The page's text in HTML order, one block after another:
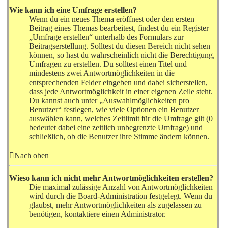
Wie kann ich eine Umfrage erstellen?
Wenn du ein neues Thema eröffnest oder den ersten
Beitrag eines Themas bearbeitest, findest du ein Register
„Umfrage erstellen“ unterhalb des Formulars zur
Beitragserstellung. Solltest du diesen Bereich nicht sehen
können, so hast du wahrscheinlich nicht die Berechtigung,
Umfragen zu erstellen. Du solltest einen Titel und
mindestens zwei Antwortmöglichkeiten in die
entsprechenden Felder eingeben und dabei sicherstellen,
dass jede Antwortmöglichkeit in einer eigenen Zeile steht.
Du kannst auch unter „Auswahlmöglichkeiten pro
Benutzer“ festlegen, wie viele Optionen ein Benutzer
auswählen kann, welches Zeitlimit für die Umfrage gilt (0
bedeutet dabei eine zeitlich unbegrenzte Umfrage) und
schließlich, ob die Benutzer ihre Stimme ändern können.
Nach oben
Wieso kann ich nicht mehr Antwortmöglichkeiten erstellen?
Die maximal zulässige Anzahl von Antwortmöglichkeiten
wird durch die Board-Administration festgelegt. Wenn du
glaubst, mehr Antwortmöglichkeiten als zugelassen zu
benötigen, kontaktiere einen Administrator.